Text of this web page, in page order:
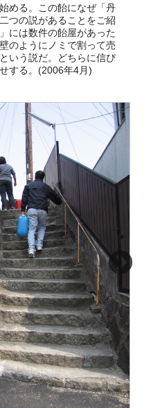
める。この飴になぜ「丹
つの説があることをご紹
には数件の飴屋があった
のようにノミで割って売
いう説だ。どちらに信ぴ
する。(2006年4月)